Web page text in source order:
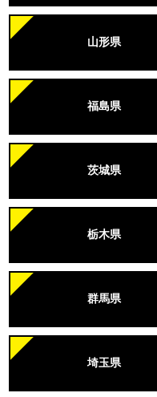
山形県
福島県
茨城県
栃木県
群馬県
埼玉県